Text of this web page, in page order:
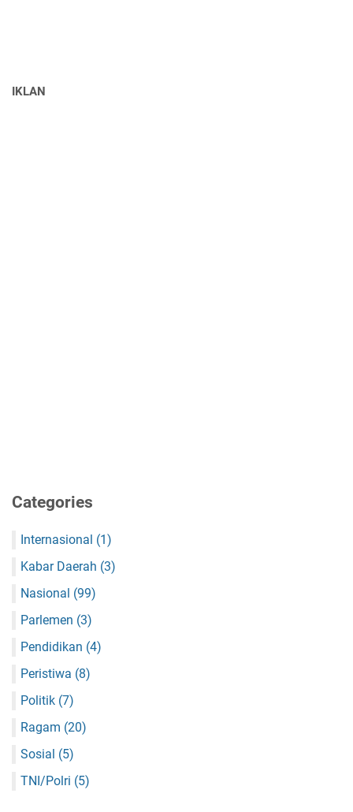
IKLAN
Categories
Internasional (1)
Kabar Daerah (3)
Nasional (99)
Parlemen (3)
Pendidikan (4)
Peristiwa (8)
Politik (7)
Ragam (20)
Sosial (5)
TNI/Polri (5)